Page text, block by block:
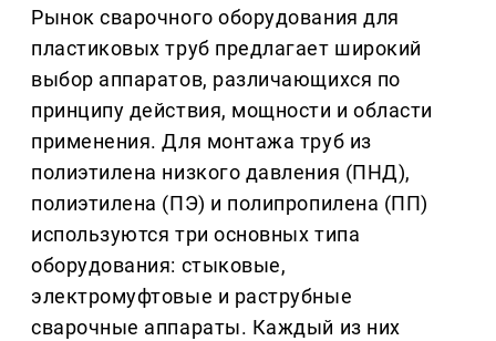
Рынок сварочного оборудования для
пластиковых труб предлагает широкий
выбор аппаратов, различающихся по
принципу действия, мощности и области
применения. Для монтажа труб из
полиэтилена низкого давления (ПНД),
полиэтилена (ПЭ) и полипропилена (ПП)
используются три основных типа
оборудования: стыковые,
электромуфтовые и раструбные
сварочные аппараты. Каждый из них